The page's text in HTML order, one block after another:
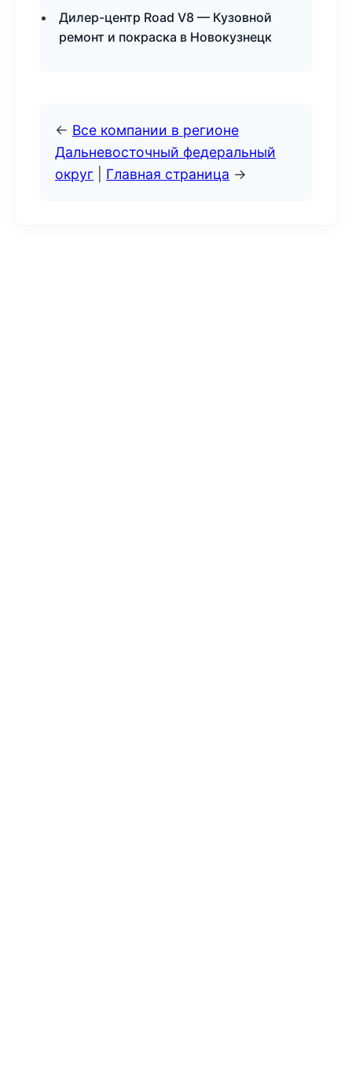
Дилер-центр Road V8 — Кузовной
ремонт и покраска в Новокузнецк
← Все компании в регионе
Дальневосточный федеральный
округ
Главная страница →